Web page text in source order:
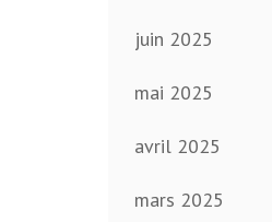
juin 2025
mai 2025
avril 2025
mars 2025